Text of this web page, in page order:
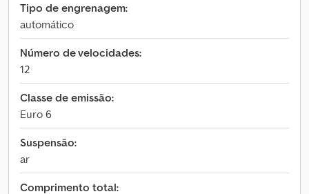
Tipo de engrenagem:
automático
Número de velocidades:
12
Classe de emissão:
Euro 6
Suspensão:
ar
Comprimento total: